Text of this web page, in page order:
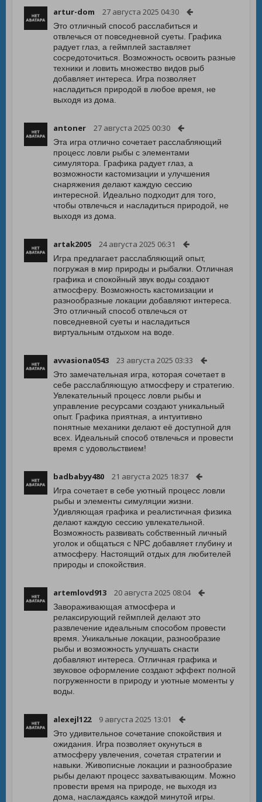
artur-dom 27 августа 2025 04:30
Это отличный способ расслабиться и
отвлечься от повседневной суеты. Графика
радует глаз, а геймплей заставляет
сосредоточиться. Возможность освоить разные
техники и ловить множество видов рыб
добавляет интереса. Игра позволяет
насладиться природой в любое время, не
выходя из дома.
antoner 27 августа 2025 00:30
Эта игра отлично сочетает расслабляющий
процесс ловли рыбы с элементами
симулятора. Графика радует глаз, а
возможности кастомизации и улучшения
снаряжения делают каждую сессию
интересной. Идеально подходит для того,
чтобы отвлечься и насладиться природой, не
выходя из дома.
artak2005 24 августа 2025 06:31
Игра предлагает расслабляющий опыт,
погружая в мир природы и рыбалки. Отличная
графика и спокойный звук воды создают
атмосферу. Возможность кастомизации и
разнообразные локации добавляют интереса.
Это отличный способ отвлечься от
повседневной суеты и насладиться
виртуальным отдыхом на воде.
avvasiona0543 23 августа 2025 03:33
Это замечательная игра, которая сочетает в
себе расслабляющую атмосферу и стратегию.
Увлекательный процесс ловли рыбы и
управление ресурсами создают уникальный
опыт. Графика приятная, а интуитивно
понятные механики делают её доступной для
всех. Идеальный способ отвлечься и провести
время с удовольствием!
badbabyy480 21 августа 2025 18:37
Игра сочетает в себе уютный процесс ловли
рыбы и элементы симуляции жизни.
Удивляющая графика и реалистичная физика
делают каждую сессию увлекательной.
Возможность развивать собственный личный
уголок и общаться с NPC добавляет глубину и
атмосферу. Настоящий отдых для любителей
природы и спокойствия.
artemlovd913 20 августа 2025 08:04
Завораживающая атмосфера и
релаксирующий геймплей делают это
развлечение идеальным способом провести
время. Уникальные локации, разнообразие
рыбы и возможность улучшать снасти
добавляют интереса. Отличная графика и
звуковое оформление создают эффект полной
погруженности в природу и уютные моменты у
воды.
alexejl122 9 августа 2025 13:01
Это удивительное сочетание спокойствия и
ожидания. Игра позволяет окунуться в
атмосферу увлечения, сочетая стратегии и
навыки. Живописные локации и разнообразие
рыбы делают процесс захватывающим. Можно
провести время на природе, не выходя из
дома, наслаждаясь каждой минутой игры.